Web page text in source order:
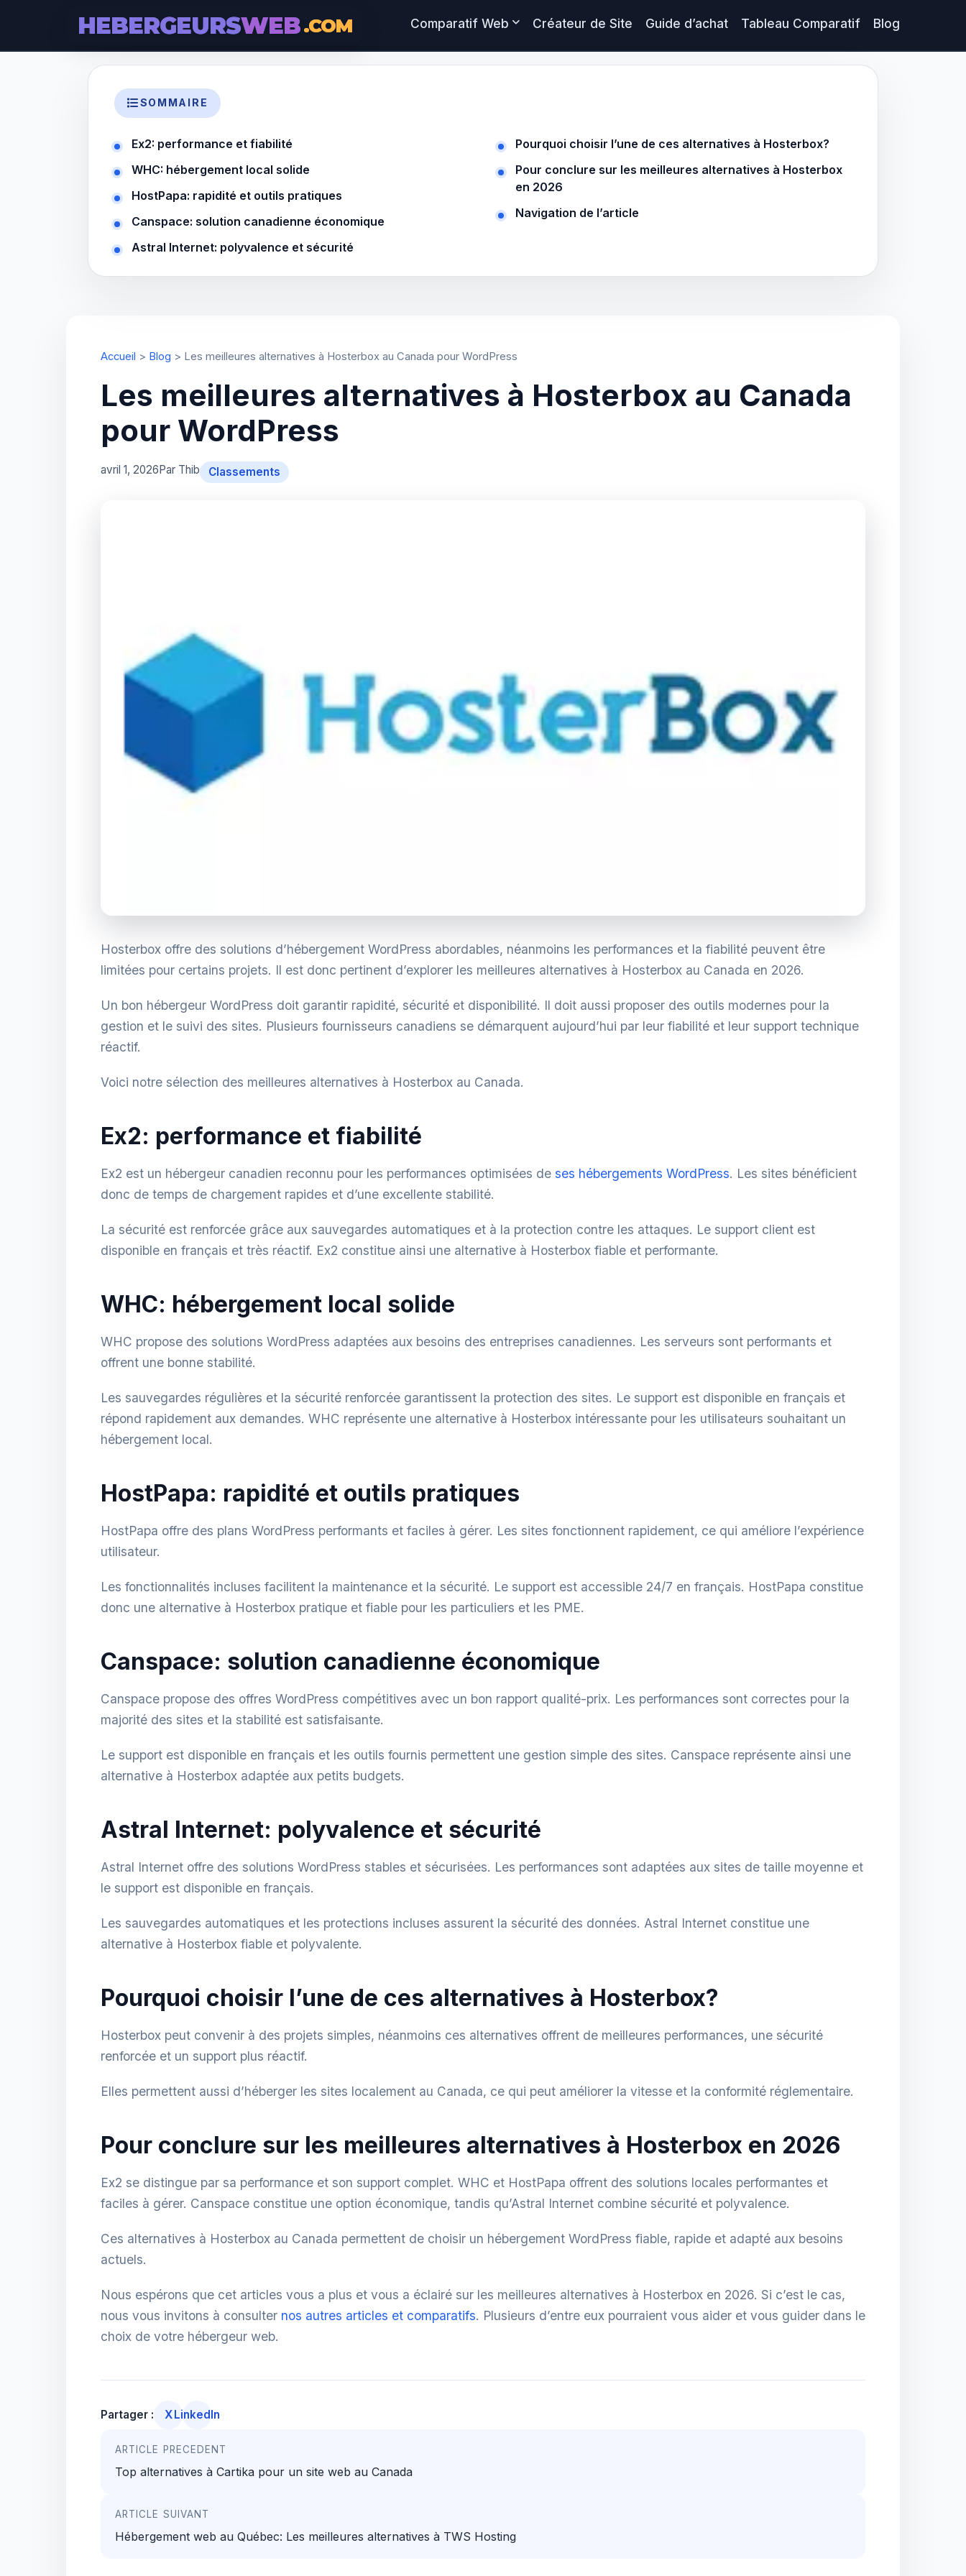
HEBERGEURSWEB.COM Comparatif Web Créateur de Site Guide d’achat Tableau Comparatif Blog
SOMMAIRE
Ex2: performance et fiabilité
WHC: hébergement local solide
HostPapa: rapidité et outils pratiques
Canspace: solution canadienne économique
Astral Internet: polyvalence et sécurité
Pourquoi choisir l’une de ces alternatives à Hosterbox?
Pour conclure sur les meilleures alternatives à Hosterbox
en 2026
Navigation de l’article
Accueil > Blog > Les meilleures alternatives à Hosterbox au Canada pour WordPress
Les meilleures alternatives à Hosterbox au Canada
pour WordPress
avril 1, 2026Par Thib Classements
Hosterbox offre des solutions d’hébergement WordPress abordables, néanmoins les performances et la fiabilité peuvent être
limitées pour certains projets. Il est donc pertinent d’explorer les meilleures alternatives à Hosterbox au Canada en 2026.
Un bon hébergeur WordPress doit garantir rapidité, sécurité et disponibilité. Il doit aussi proposer des outils modernes pour la
gestion et le suivi des sites. Plusieurs fournisseurs canadiens se démarquent aujourd’hui par leur fiabilité et leur support technique
réactif.
Voici notre sélection des meilleures alternatives à Hosterbox au Canada.
Ex2: performance et fiabilité
Ex2 est un hébergeur canadien reconnu pour les performances optimisées de ses hébergements WordPress. Les sites bénéficient
donc de temps de chargement rapides et d’une excellente stabilité.
La sécurité est renforcée grâce aux sauvegardes automatiques et à la protection contre les attaques. Le support client est
disponible en français et très réactif. Ex2 constitue ainsi une alternative à Hosterbox fiable et performante.
WHC: hébergement local solide
WHC propose des solutions WordPress adaptées aux besoins des entreprises canadiennes. Les serveurs sont performants et
offrent une bonne stabilité.
Les sauvegardes régulières et la sécurité renforcée garantissent la protection des sites. Le support est disponible en français et
répond rapidement aux demandes. WHC représente une alternative à Hosterbox intéressante pour les utilisateurs souhaitant un
hébergement local.
HostPapa: rapidité et outils pratiques
HostPapa offre des plans WordPress performants et faciles à gérer. Les sites fonctionnent rapidement, ce qui améliore l’expérience
utilisateur.
Les fonctionnalités incluses facilitent la maintenance et la sécurité. Le support est accessible 24/7 en français. HostPapa constitue
donc une alternative à Hosterbox pratique et fiable pour les particuliers et les PME.
Canspace: solution canadienne économique
Canspace propose des offres WordPress compétitives avec un bon rapport qualité-prix. Les performances sont correctes pour la
majorité des sites et la stabilité est satisfaisante.
Le support est disponible en français et les outils fournis permettent une gestion simple des sites. Canspace représente ainsi une
alternative à Hosterbox adaptée aux petits budgets.
Astral Internet: polyvalence et sécurité
Astral Internet offre des solutions WordPress stables et sécurisées. Les performances sont adaptées aux sites de taille moyenne et
le support est disponible en français.
Les sauvegardes automatiques et les protections incluses assurent la sécurité des données. Astral Internet constitue une
alternative à Hosterbox fiable et polyvalente.
Pourquoi choisir l’une de ces alternatives à Hosterbox?
Hosterbox peut convenir à des projets simples, néanmoins ces alternatives offrent de meilleures performances, une sécurité
renforcée et un support plus réactif.
Elles permettent aussi d’héberger les sites localement au Canada, ce qui peut améliorer la vitesse et la conformité réglementaire.
Pour conclure sur les meilleures alternatives à Hosterbox en 2026
Ex2 se distingue par sa performance et son support complet. WHC et HostPapa offrent des solutions locales performantes et
faciles à gérer. Canspace constitue une option économique, tandis qu’Astral Internet combine sécurité et polyvalence.
Ces alternatives à Hosterbox au Canada permettent de choisir un hébergement WordPress fiable, rapide et adapté aux besoins
actuels.
Nous espérons que cet articles vous a plus et vous a éclairé sur les meilleures alternatives à Hosterbox en 2026. Si c’est le cas,
nous vous invitons à consulter nos autres articles et comparatifs. Plusieurs d’entre eux pourraient vous aider et vous guider dans le
choix de votre hébergeur web.
Partager : XLinkedIn
Navigation
de
ARTICLE PRECEDENT
Top alternatives à Cartika pour un site web au Canada
ARTICLE SUIVANT
Hébergement web au Québec: Les meilleures alternatives à TWS Hosting